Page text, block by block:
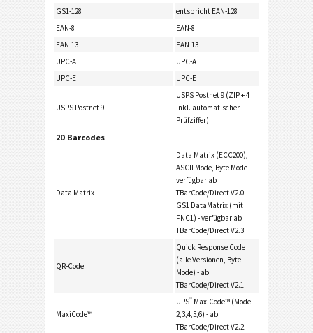
GS1-128
entspricht EAN-128
EAN-8
EAN-8
EAN-13
EAN-13
UPC-A
UPC-A
UPC-E
UPC-E
USPS Postnet 9
USPS Postnet 9 (ZIP + 4
inkl. automatischer
Prüfziffer)
2D Barcodes
Data Matrix
Data Matrix (ECC200),
ASCII Mode, Byte Mode -
verfügbar ab
TBarCode/Direct V2.0.
GS1 DataMatrix (mit
FNC1) - verfügbar ab
TBarCode/Direct V2.3
QR-Code
Quick Response Code
(alle Versionen, Byte
Mode) - ab
TBarCode/Direct V2.1
MaxiCode™
UPS® MaxiCode™ (Mode
2,3,4,5,6) - ab
TBarCode/Direct V2.2